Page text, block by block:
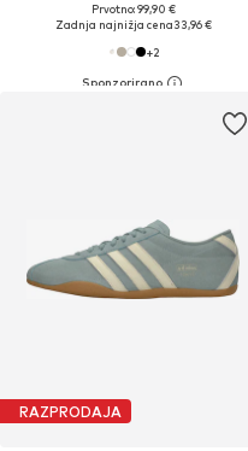
Prvotno: 99,90 €
Zadnja najnižja cena33,96 €
+2
RAZPRODAJA